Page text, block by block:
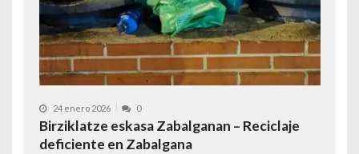
24 enero 2026 0
Birziklatze eskasa Zabalganan – Reciclaje
deficiente en Zabalgana